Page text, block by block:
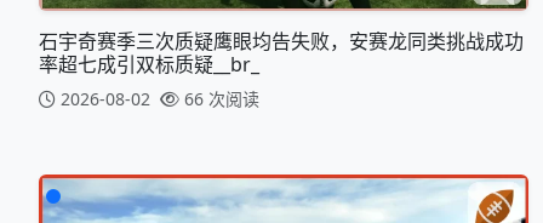
石宇奇赛季三次质疑鹰眼均告失败，安赛龙同类挑战成功
率超七成引双标质疑__br_
2026-08-02 66 次阅读